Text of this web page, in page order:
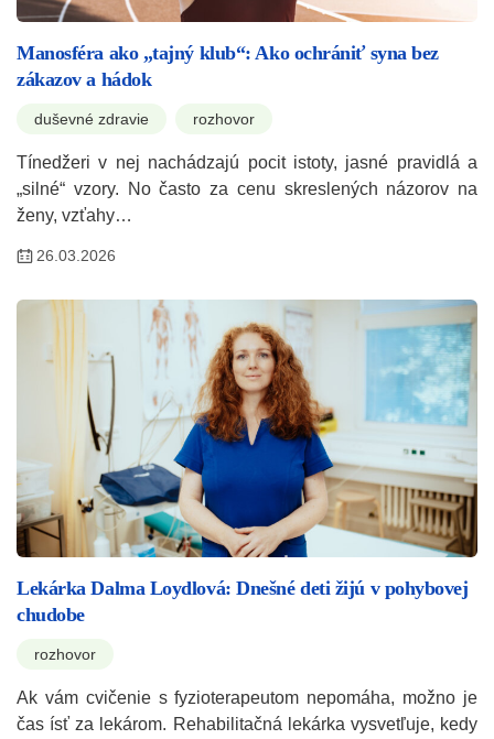
Manosféra ako „tajný klub“: Ako ochrániť syna bez
zákazov a hádok
duševné zdravie rozhovor
Tínedžeri v nej nachádzajú pocit istoty, jasné pravidlá a
„silné“ vzory. No často za cenu skreslených názorov na
ženy, vzťahy…
26.03.2026
Lekárka Dalma Loydlová: Dnešné deti žijú v pohybovej
chudobe
rozhovor
Ak vám cvičenie s fyzioterapeutom nepomáha, možno je
čas ísť za lekárom. Rehabilitačná lekárka vysvetľuje, kedy